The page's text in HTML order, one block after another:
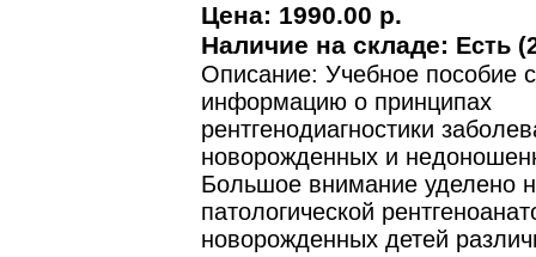
Цена: 1990.00 р.
Наличие на складе: Есть
Описание: Учебное пособие
информацию о принципах
рентгенодиагностики
новорожденных и
Большое внимание уделено
патологической
новорожденных детей